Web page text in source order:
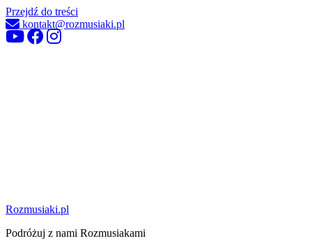
Przejdź do treści
kontakt@rozmusiaki.pl
Rozmusiaki.pl
Podróżuj z nami Rozmusiakami